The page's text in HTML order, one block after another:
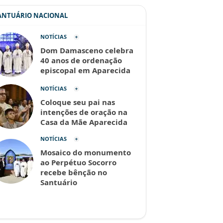
NACIONAL
NOTÍCIAS
Dom Damasceno celebra
40 anos de ordenação
episcopal em Aparecida
NOTÍCIAS
Coloque seu pai nas
intenções de oração na
Casa da Mãe Aparecida
NOTÍCIAS
Mosaico do monumento
ao Perpétuo Socorro
recebe bênção no
Santuário